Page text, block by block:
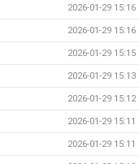
2026-01-29 15:16
2026-01-29 15:16
2026-01-29 15:15
2026-01-29 15:13
2026-01-29 15:12
2026-01-29 15:11
2026-01-29 15:11